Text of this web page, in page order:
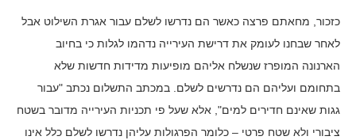
כזכור, מחאתם פרצה כאשר הם נדרשו לשלם עבור אגרת השילוט אבל
לאחר שבחנו לעומק את דרישת העירייה נדהמו לגלות כי בחיוב
הארנונה המופרז שנשלח אליהם מופיעות מדידות חדשות שלא
בתחומם ועליהם הם נדרשים לשלם. במכתב התשלום נכתב "עבור
גגות שאינם חדירים למים", אלא שעל פי תכניות העירייה מדובר בשטח
ציבורי ולא שטח פרטי – כלומר הפרגולות עליהן נדרשו לשלם כלל אינו